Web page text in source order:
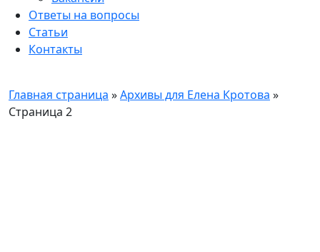
Ответы на вопросы
Статьи
Контакты
Главная страница »Архивы для Елена Кротова »
Страница 2